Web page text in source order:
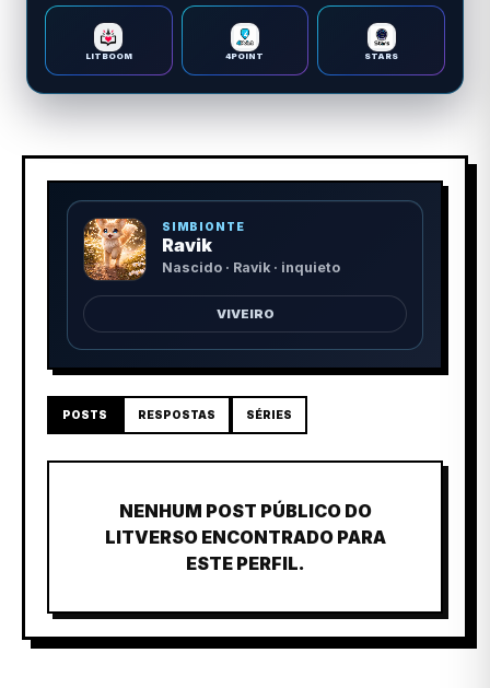
LITBOOM 4POINT STARS
SIMBIONTE
Ravik
Nascido · Ravik · inquieto
VIVEIRO
POSTS RESPOSTAS SÉRIES
NENHUM POST PÚBLICO DO
LITVERSO ENCONTRADO PARA
ESTE PERFIL.